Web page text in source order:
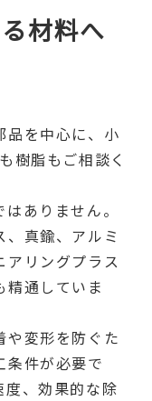
材料へ
品を中心に、小
樹脂もご相談く
ありません。
真鍮、アルミ
アリングプラス
精通していま
や変形を防ぐた
条件が必要で
度、効果的な除